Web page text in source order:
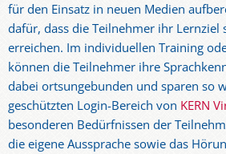
für den Einsatz in neuen Medien
dafür, dass die Teilnehmer ihr Lernziel
erreichen. Im individuellen Training
können die Teilnehmer ihre
dabei ortsungebunden und sparen so
geschützten Login-Bereich von KERN
besonderen Bedürfnissen der
die eigene Aussprache sowie das